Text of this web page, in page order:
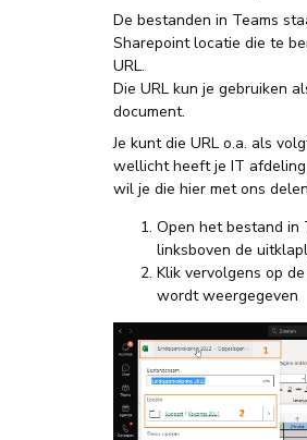
De bestanden in Teams
Sharepoint locatie die te
URL.
Die URL kun je gebruiken
document.
Je kunt die URL o.a. als
wellicht heeft je IT
wil je die hier met ons
Open het bestand in
linksboven de
Klik vervolgens op
wordt weergegeven